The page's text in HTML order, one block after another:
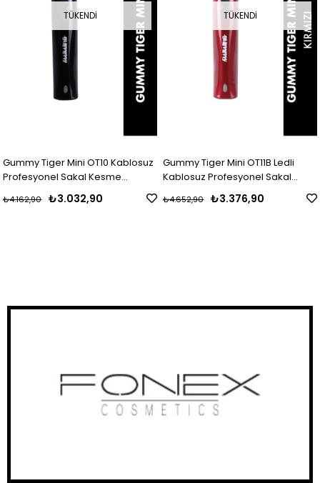
TÜKENDI
Gummy Tiger Mini OT10 Kablosuz
Profesyonel Sakal Kesme
Makinasi (Sabit Biçak-Siyah)
₺3.032,90
₺4.162,90
TÜKENDI
Gummy Tiger Mini OT11B Ledli
Kablosuz Profesyonel Sakal
Kesme Makinasi (Kirmizi)
₺3.376,90
₺4.652,90